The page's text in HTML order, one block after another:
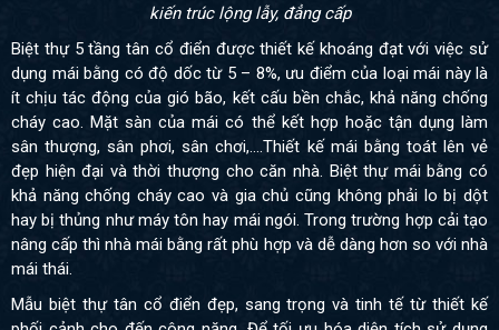
kiến trúc lộng lẫy, đẳng cấp
Biệt thự 5 tầng tân cổ điển được thiết kế khoáng đạt với việc sử
dụng mái bằng có độ dốc từ 5 – 8%, ưu điểm của loại mái này là
ít chịu tác động của gió bão, kết cấu bền chắc, khả năng chống
cháy cao. Mặt sàn của mái có thể kết hợp hoặc tận dụng làm
sân thượng, sân phơi, sân chơi,....Thiết kế mái bằng toát lên vẻ
đẹp hiện đại và thời thượng cho căn nhà. Biệt thự mái bằng có
khả năng chống cháy cao và gia chủ cũng không phải lo bị dột
hay bị thủng như máy tôn hay mái ngói. Trong trường hợp cải tạo
nâng cấp thì nhà mái bằng rất phù hợp và dễ dàng hơn so với nhà
mái thái.
Mẫu biệt thự tân cổ điển đẹp, sang trọng và tinh tế từ thiết kế